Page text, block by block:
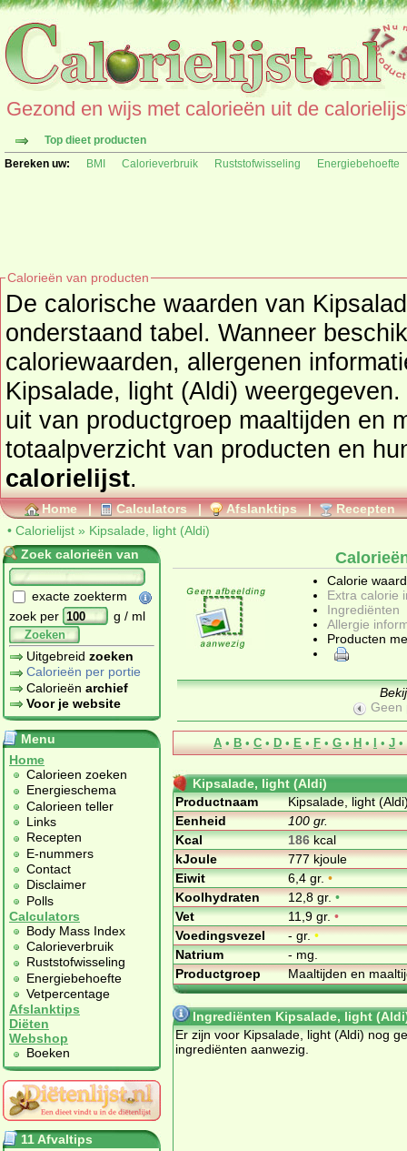
Gezond en wijs met calorieën uit de
Top dieet producten
Bereken uw:
BMI Calorieverbruik Ruststofwisseling Energiebehoefte
Calorieën van producten
De calorische waarden van
onderstaand tabel. Wanneer beschikbaar worden ook de extra
caloriewaarden, allergenen
Kipsalade, light (Aldi) weergegeven. (product) maakt onderdeel
uit van productgroep maaltijden en
totaalpverzicht van
calorielijst.
Home | Calculators | Afslanktips | Recepten
• Calorielijst » Kipsalade, light (Aldi)
Zoek calorieën van
exacte zoekterm
zoek per
g / ml
Zoeken
Uitgebreid zoeken
Calorieën per portie
Calorieën archief
Voor je website
Menu
Home
Calorieen zoeken
Energieschema
Calorieen teller
Links
Recepten
E-nummers
Contact
Disclaimer
Polls
Calculators
Body Mass Index
Calorieverbruik
Ruststofwisseling
Energiebehoefte
Vetpercentage
Afslanktips
Diëten
Webshop
Boeken
11 Afvaltips
Calorie
Extra calorie
Ingrediënten
Allergie
Producten
Geen
A • B • C • D • E • F • G • H • I • J •
Kipsalade, light (Aldi)
Productnaam
Kipsalade, light
Eenheid
100 gr.
Kcal
186kcal
kJoule
777 kjoule
Eiwit
6,4 gr.•
Koolhydraten
12,8 gr.•
Vet
11,9 gr.•
Voedingsvezel
- gr.•
Natrium
- mg.
Productgroep
Maaltijden en
Ingrediënten Kipsalade, light
Er zijn voor Kipsalade, light (Aldi) nog
ingrediënten aanwezig.